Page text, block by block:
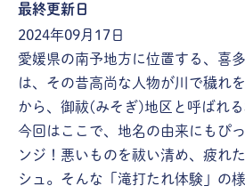
最終更新日
2024年09月17日
愛媛県の南予地方に位置する、喜
は、その昔高尚な人物が川で穢れ
から、御祓(みそぎ)地区と呼ばれる
今回はここで、地名の由来にもぴ
ンジ！悪いものを祓い清め、疲れ
シュ。そんな「滝打たれ体験」の